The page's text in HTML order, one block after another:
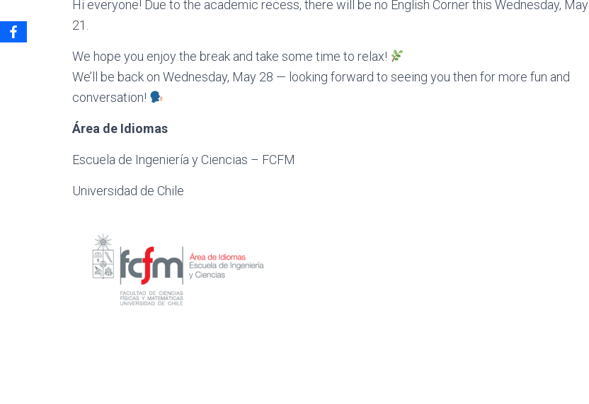
Hi everyone! Due to the academic recess, there will be no English Corner this Wednesday, May
21.
We hope you enjoy the break and take some time to relax!
We’ll be back on Wednesday, May 28 — looking forward to seeing you then for more fun and
conversation!
Área de Idiomas
Escuela de Ingeniería y Ciencias – FCFM
Universidad de Chile